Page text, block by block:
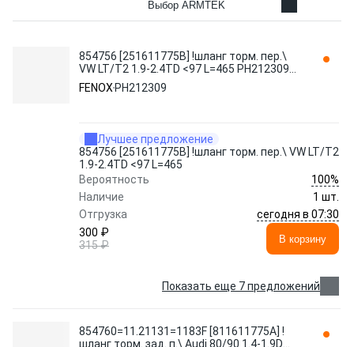
Выбор ARMTEK
854756 [251611775B] !шланг торм. пер.\
VW LT/T2 1.9-2.4TD <97 L=465 PH212309
FENOX
FENOX PH212309
Лучшее предложение
854756 [251611775B] !шланг торм. пер.\ VW LT/T2
1.9-2.4TD <97 L=465
Вероятность
100%
Наличие
1 шт.
Отгрузка
сегодня в 07:30
300 ₽
315 ₽
В корзину
Показать еще 7 предложений
854760=11.21131=1183F [811611775A] !
шланг торм. зад. п.\ Audi 80/90 1.4-1.9D